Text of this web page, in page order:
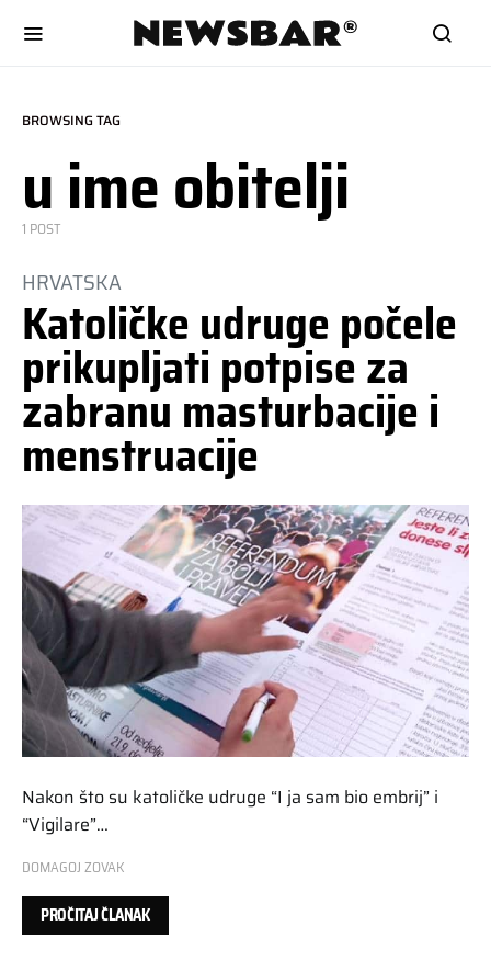
BROWSING TAG
u ime obitelji
1 POST
HRVATSKA
Katoličke udruge počele
prikupljati potpise za
zabranu masturbacije i
menstruacije
Nakon što su katoličke udruge “I ja sam bio embrij” i
“Vigilare”…
DOMAGOJ ZOVAK
PROČITAJ ČLANAK